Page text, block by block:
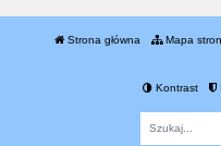
Strona główna Mapa
Kontrast